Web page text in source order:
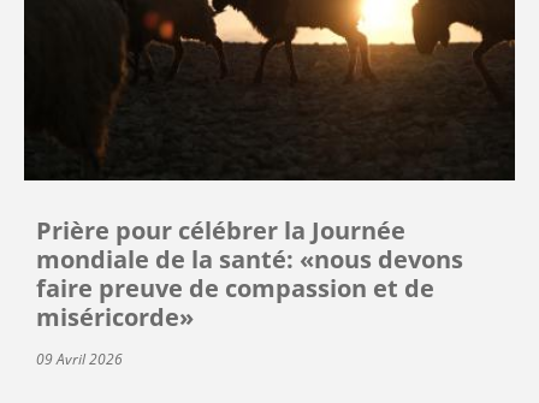
Prière pour célébrer la Journée
mondiale de la santé: «nous devons
faire preuve de compassion et de
miséricorde»
09 Avril 2026